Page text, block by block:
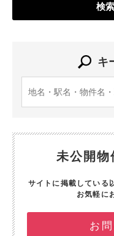
検
キ
未公開物
サイトに掲載している
お気軽に
お